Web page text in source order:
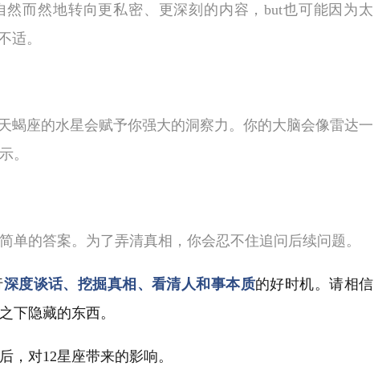
然而然地转向更私密、更深刻的内容，but也可能因为太
适。
天蝎座的水星会赋予你强大的洞察力。你的大脑会像雷达一
。
单的答案。为了弄清真相，你会忍不住追问后续问题。
深度谈话、挖掘真相、看清人和事本质的好时机。请相信
下隐藏的东西。
，对12星座带来的影响。